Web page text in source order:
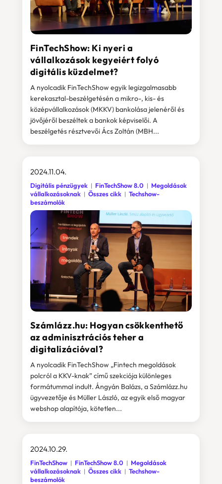
FinTechShow: Ki nyeri a
vállalkozások kegyeiért folyó
digitális küzdelmet?
A nyolcadik FinTechShow egyik legizgalmasabb
kerekasztal-beszélgetésén a mikro-, kis- és
középvállalkozások (MKKV) bankolása jelenéről és
jövőjéről beszéltek a bankok képviselői. A
beszélgetés résztvevői Ács Zoltán (MBH...
Számlázz.hu: Hogyan csökkenthető
az adminisztrációs teher a
digitalizációval?
2024.11.04.
Digitális pénzügyek FinTechShow 8.0
Megoldások
vállalkozásoknak
Összes cikk
Techshow-
beszámolók
A nyolcadik FinTechShow „Fintech megoldások
polcról a KKV-knak” című szekciója különleges
formátummal indult. Ángyán Balázs, a Számlázz.hu
ügyvezetője és Müller László, az egyik első magyar
webshop alapítója, kötetlen...
2024.10.29.
FinTechShow FinTechShow 8.0
Megoldások
vállalkozásoknak
Összes cikk
Techshow-
beszámolók